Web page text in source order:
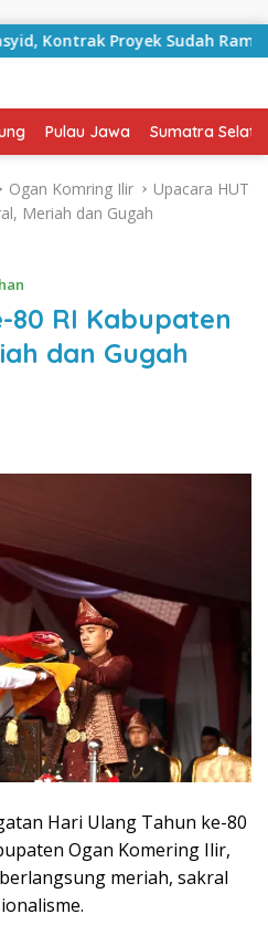
Proyek Sudah Rampung
Pulau Jawa Sumatra
Ogan Komring Ilir
Upacara HUT
Meriah dan Gugah
80 RI Kabupaten
dan Gugah
Hari Ulang Tahun ke-80
Ogan Komering Ilir,
meriah, sakral